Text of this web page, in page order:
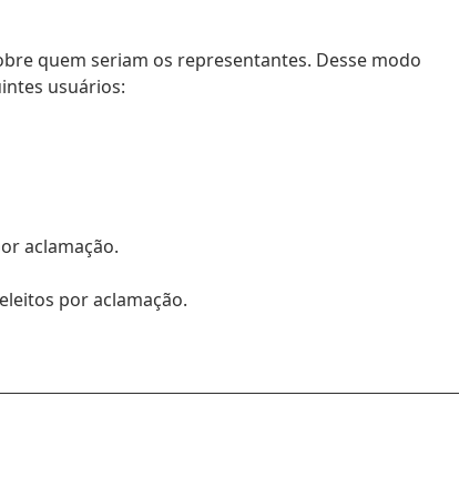
quem seriam os representantes. Desse modo
usuários:
aclamação.
por aclamação.